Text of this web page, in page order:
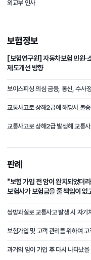
외교부 인사
보험정보
[보험연구원] 자동차보험 민원·
제도개선 방향
판례
"보험 가입 전 암이 완치되었더
보험사가 보험금을 줄 책임이
보험사가 보험금을 지급할 책임